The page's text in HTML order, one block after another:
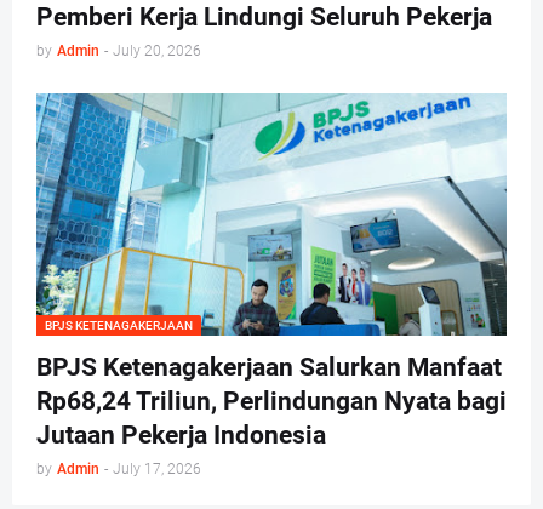
Pemberi Kerja Lindungi Seluruh Pekerja
by Admin - July 20, 2026
BPJS KETENAGAKERJAAN
BPJS Ketenagakerjaan Salurkan Manfaat
Rp68,24 Triliun, Perlindungan Nyata bagi
Jutaan Pekerja Indonesia
by Admin - July 17, 2026